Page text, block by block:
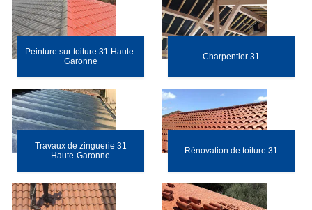
Peinture sur toiture 31 Haute-
Garonne
Charpentier 31
Travaux de zinguerie 31
Haute-Garonne
Rénovation de toiture 31